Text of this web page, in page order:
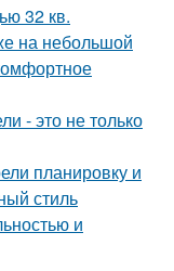
32 кв.
на небольшой
- это не только
планировку и
стиль
и